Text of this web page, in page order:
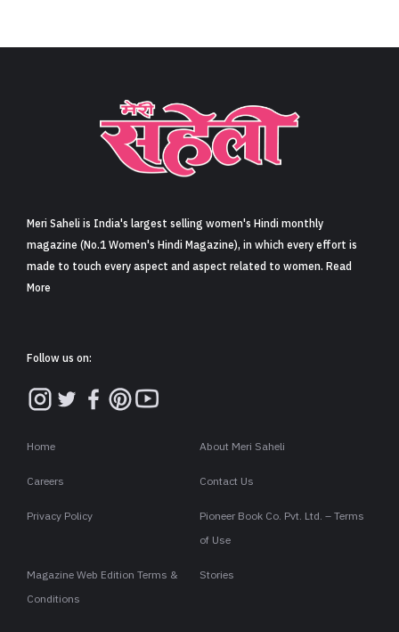
Meri Saheli is India's largest selling women's Hindi monthly
magazine (No.1 Women's Hindi Magazine), in which every effort is
made to touch every aspect and aspect related to women. Read
More
Follow us on:
Home About Meri Saheli
Careers Contact Us
Privacy Policy
Pioneer Book Co. Pvt. Ltd. – Terms
of Use
Magazine Web Edition Terms &
Conditions
Stories